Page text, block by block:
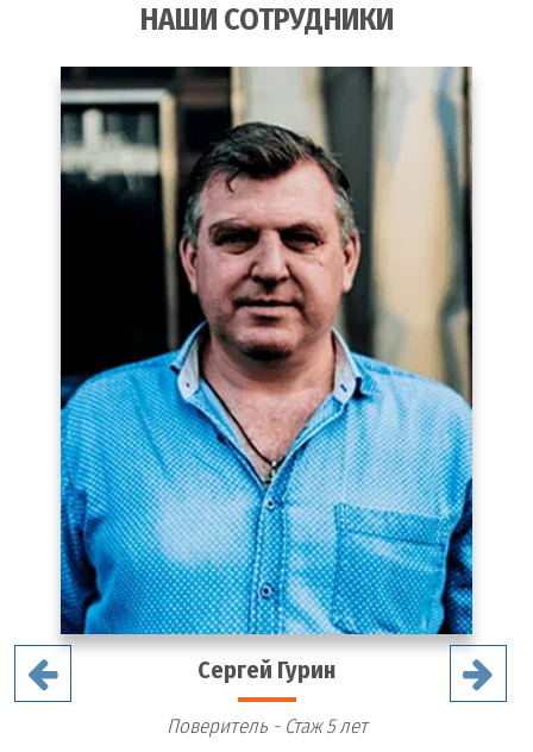
НАШИ СОТРУДНИКИ
Сергей Гурин
Поверитель - Стаж 5 лет